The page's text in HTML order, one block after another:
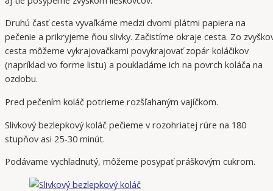
Druhú časť cesta vyvaľkáme medzi dvomi plátmi papiera na
pečenie a prikryjeme ňou slivky. Začistíme okraje cesta. Zo
cesta môžeme vykrajovačkami povykrajovať zopár koláčikov
(napríklad vo forme listu) a poukladáme ich na povrch koláča na
ozdobu.
Pred pečením koláč potrieme rozšľahaným vajíčkom.
Slivkový bezlepkový koláč pečieme v rozohriatej rúre na 180
stupňov asi 25-30 minút.
Podávame vychladnutý, môžeme posypať práškovým cukrom.